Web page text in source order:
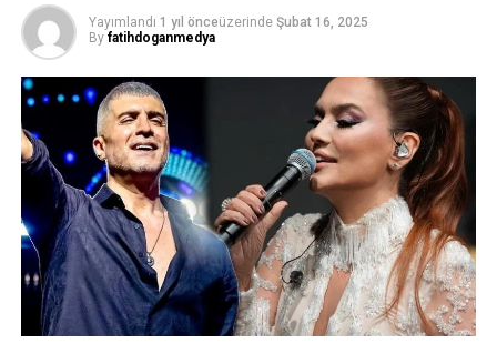
Yayımlandı 1 yıl önceüzerinde Şubat 16, 2025
By fatihdoganmedya